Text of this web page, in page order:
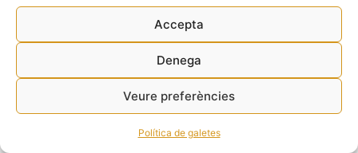
Accepta
Denega
Veure preferències
Política de galetes